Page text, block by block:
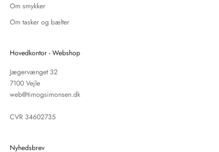
Om smykker
Om tasker og bælter
Hovedkontor - Webshop
Jægervænget 32
7100 Vejle
web@timogsimonsen.dk
CVR 34602735
Nyhedsbrev